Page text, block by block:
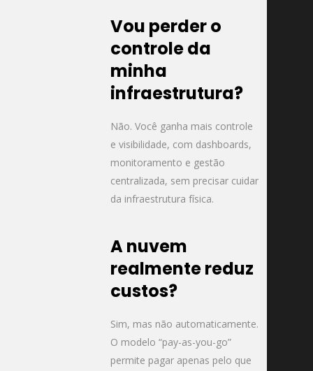
Vou perder o
controle da
minha
infraestrutura?
Não. Você ganha mais controle
e visibilidade, com dashboards,
monitoramento e gestão
centralizada, sem precisar cuidar
da infraestrutura física.
A nuvem
realmente reduz
custos?
Sim, mas não automaticamente.
O modelo “pay-as-you-go”
permite pagar apenas pelo que